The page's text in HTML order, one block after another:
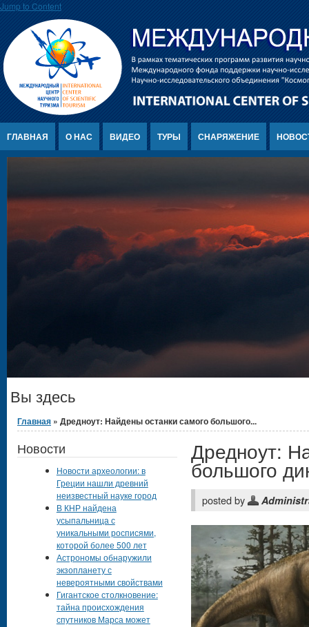
Jump to Content
ГЛАВНАЯ О НАС ВИДЕО ТУРЫ СНАРЯЖЕНИЕ
Вы здесь
Главная » Дредноут: Найдены останки самого большого...
Дредноут:
большого
posted by
Новости
Новости археологии: в
Греции нашли древний
неизвестный науке город
В КНР найдена
усыпальница с
уникальными росписями,
которой более 500 лет
Астрономы обнаружили
экзопланету с
невероятными свойствами
Гигантское столкновение:
тайна происхождения
спутников Марса может